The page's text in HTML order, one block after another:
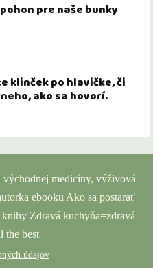
pre naše bunky
klinček po hlavičke, či
ako sa hovorí.
východnej medicíny, výživová
ebooku Ako sa postarať
Zdravá kuchyňa=zdravá
the best
údajov